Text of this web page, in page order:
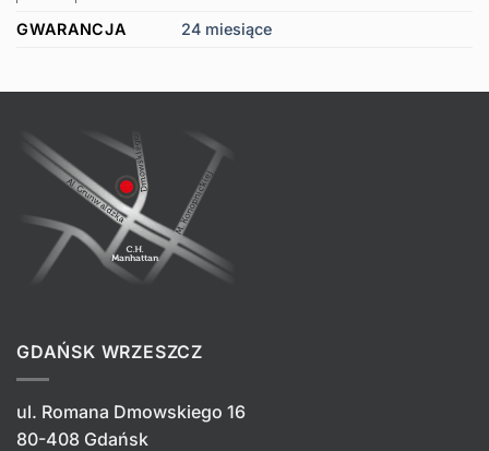
GWARANCJA 24 miesiące
GDAŃSK WRZESZCZ
ul. Romana Dmowskiego 16
80-408 Gdańsk